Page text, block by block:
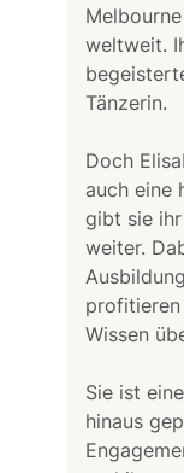
weltweit.
Tänzerin.
Doch
auch eine
gibt sie ihr
weiter.
profitieren
Wissen
Sie ist
hinaus